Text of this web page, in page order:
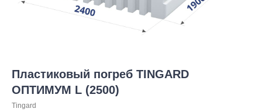
Пластиковый погреб TINGARD
ОПТИМУМ L (2500)
Tingard